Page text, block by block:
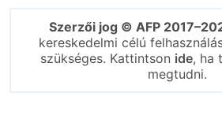
Szerzői jog © AFP
kereskedelmi célú
szükséges. Kattintson ide, ha
megtudni.